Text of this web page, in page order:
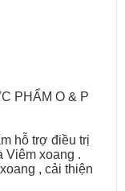
PHẨM O & P
hỗ trợ điều trị
Viêm xoang .
, cải thiện